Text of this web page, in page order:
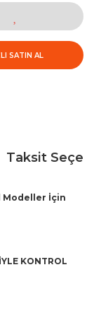
SATIN AL
Taksit
Modeller İçin
KONTROL